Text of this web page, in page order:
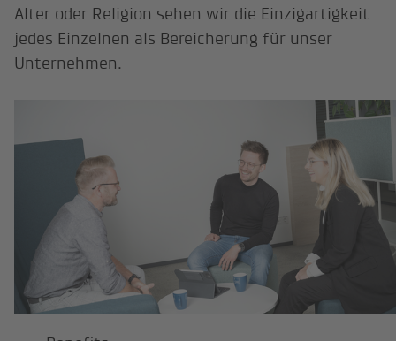
Alter oder Religion sehen wir die Einzigartigkeit
jedes Einzelnen als Bereicherung für unser
Unternehmen.